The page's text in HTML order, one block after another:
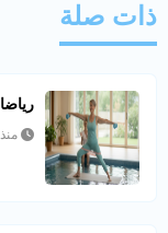
ذات صلة
منذ 4 أشهر